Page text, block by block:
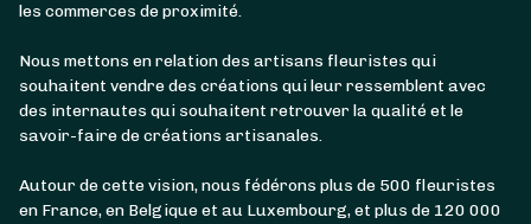
les commerces de proximité.
Nous mettons en relation des artisans fleuristes qui
souhaitent vendre des créations qui leur ressemblent avec
des internautes qui souhaitent retrouver la qualité et le
savoir-faire de créations artisanales.
Autour de cette vision, nous fédérons plus de 500 fleuristes
en France, en Belgique et au Luxembourg, et plus de 120 000